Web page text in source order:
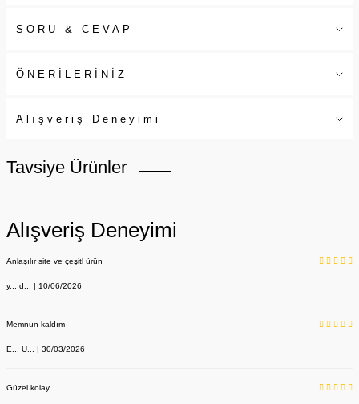
SORU & CEVAP
ÖNERİLERİNİZ
Alışveriş Deneyimi
Tavsiye Ürünler
Alışveriş Deneyimi
Anlaşılır site ve çeşitl ürün
y... d... | 10/06/2026
Memnun kaldım
E... U... | 30/03/2026
Güzel kolay